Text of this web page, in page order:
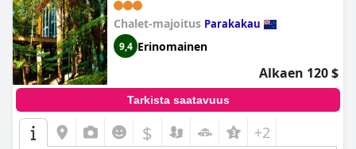
Chalet-majoitus Parakakau
9,4 Erinomainen
Alkaen 120 $
Tarkista saatavuus
$ +2